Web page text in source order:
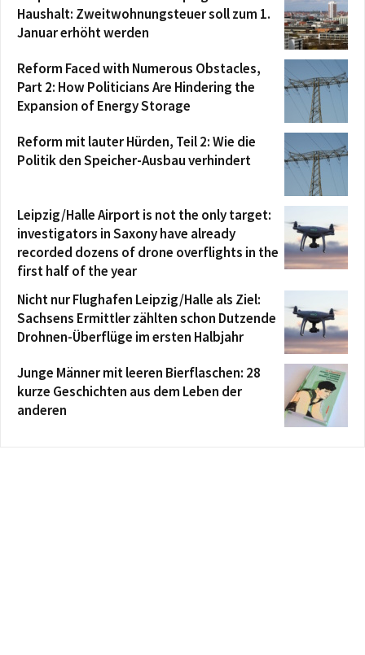
Haushalt: Zweitwohnungsteuer soll zum 1.
Januar erhöht werden
Reform Faced with Numerous Obstacles,
Part 2: How Politicians Are Hindering the
Expansion of Energy Storage
Reform mit lauter Hürden, Teil 2: Wie die
Politik den Speicher-Ausbau verhindert
Leipzig/Halle Airport is not the only target:
investigators in Saxony have already
recorded dozens of drone overflights in the
first half of the year
Nicht nur Flughafen Leipzig/Halle als Ziel:
Sachsens Ermittler zählten schon Dutzende
Drohnen-Überflüge im ersten Halbjahr
Junge Männer mit leeren Bierflaschen: 28
kurze Geschichten aus dem Leben der
anderen